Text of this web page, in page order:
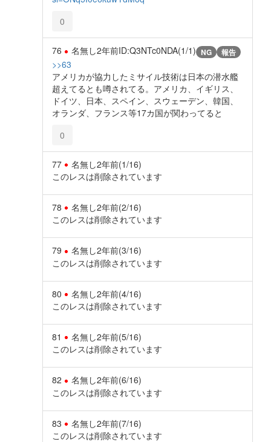
0
76 名無し2年前ID:Q3NTc0NDA(1/1) NG 報告
>>63
アメリカが協力したミサイル技術は日本の潜水艦
超えてるとも噂されてる。アメリカ、イギリス、
ドイツ、日本、スペイン、スウェーデン、韓国、
オランダ、フランス等17カ国が関わってると
0
77 名無し2年前(1/16)
このレスは削除されています
78 名無し2年前(2/16)
このレスは削除されています
79 名無し2年前(3/16)
このレスは削除されています
80 名無し2年前(4/16)
このレスは削除されています
81 名無し2年前(5/16)
このレスは削除されています
82 名無し2年前(6/16)
このレスは削除されています
83 名無し2年前(7/16)
このレスは削除されています